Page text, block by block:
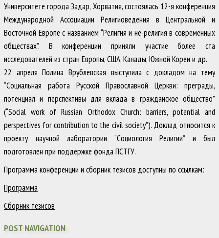
Университете города Задар, Хорватия, состоялась 12-я конференция
Международной Ассоциации Религиоведения в Центральной и
Восточной Европе с названием “Религия и не-религия в современных
обществах”. В конференции приняли участие более ста
исследователей из стран Европы, США, Канады, Южной Кореи и др.
22 апреляПолина Врублевская выступила с докладом на тему
“Социальная работа Русской Православной Церкви: преграды,
потенциал и перспективы для вклада в гражданское общество”
(“Social work of Russian Orthodox Church: barriers, potential and
perspectives for contribution to the civil society”). Доклад относится к
проекту научной лаборатории “Социология Религии” и был
подготовлен при поддержке фонда ПСТГУ.
Программа конференции и сборник тезисов доступны по ссылкам:
Программа
Сборник тезисов
POST NAVIGATION